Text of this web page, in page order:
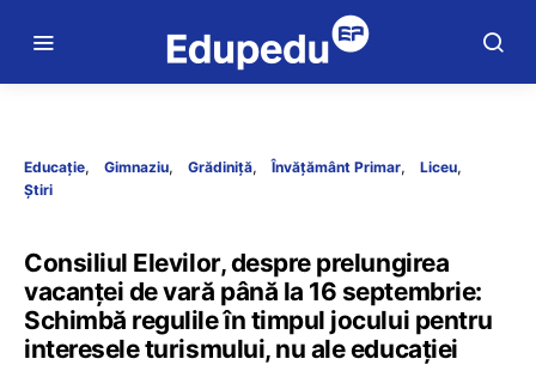
Educație Gimnaziu Grădiniță Învățământ Primar
Liceu
Știri
Consiliul Elevilor, despre prelungirea
vacanței de vară până la 16 septembrie:
Schimbă regulile în timpul jocului pentru
interesele turismului, nu ale educației